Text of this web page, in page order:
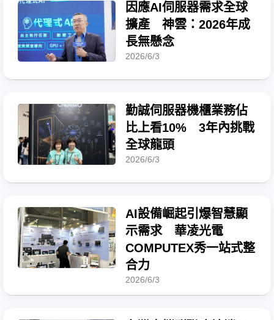
因應AI伺服器需求全球
擴產 神雲：2026年成
長無懸念
2026/6/3
勤誠伺服器機櫃業務佔
比上看10% 3年內挑戰
全球龍頭
2026/6/3
AI設備崛起引爆智慧顯
示需求 華凌光電
COMPUTEX秀一站式整
合力
2026/6/3